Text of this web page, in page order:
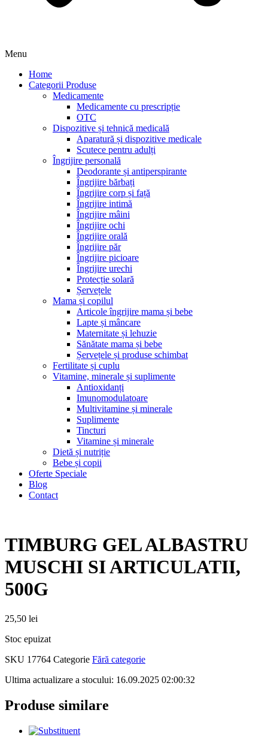
Menu
Home
Categorii Produse
Medicamente
Medicamente cu prescripție
OTC
Dispozitive și tehnică medicală
Aparatură și dispozitive medicale
Scutece pentru adulți
Îngrijire personală
Deodorante și antiperspirante
Îngrijire bărbați
Îngrijire corp și față
Îngrijire intimă
Îngrijire mâini
Îngrijire ochi
Îngrijire orală
Îngrijire păr
Îngrijire picioare
Îngrijire urechi
Protecție solară
Șervețele
Mama și copilul
Articole îngrijire mama și bebe
Lapte și mâncare
Maternitate și lehuzie
Sănătate mama și bebe
Șervețele și produse schimbat
Fertilitate și cuplu
Vitamine, minerale și suplimente
Antioxidanți
Imunomodulatoare
Multivitamine și minerale
Suplimente
Tincturi
Vitamine și minerale
Dietă și nutriție
Bebe și copii
Oferte Speciale
Blog
Contact
TIMBURG GEL ALBASTRU
MUSCHI SI ARTICULATII,
500G
25,50 lei
Stoc epuizat
SKU 17764 Categorie Fără categorie
Ultima actualizare a stocului: 16.09.2025 02:00:32
Produse similare